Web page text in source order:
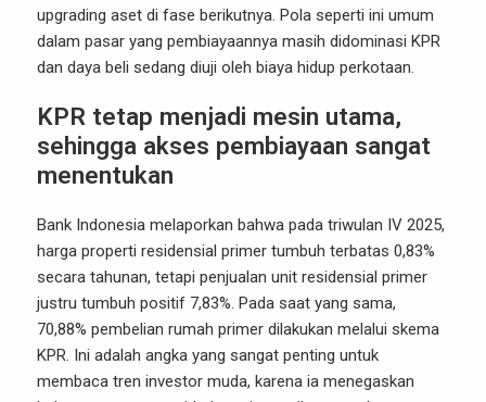
upgrading aset di fase berikutnya. Pola seperti ini umum
dalam pasar yang pembiayaannya masih didominasi KPR
dan daya beli sedang diuji oleh biaya hidup perkotaan.
KPR tetap menjadi mesin utama,
sehingga akses pembiayaan sangat
menentukan
Bank Indonesia melaporkan bahwa pada triwulan IV 2025,
harga properti residensial primer tumbuh terbatas 0,83%
secara tahunan, tetapi penjualan unit residensial primer
justru tumbuh positif 7,83%. Pada saat yang sama,
70,88% pembelian rumah primer dilakukan melalui skema
KPR. Ini adalah angka yang sangat penting untuk
membaca tren investor muda, karena ia menegaskan